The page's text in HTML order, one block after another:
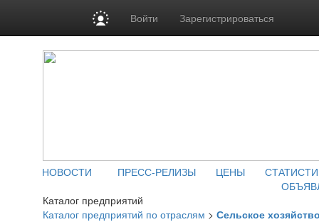
Войти Зарегистрироваться
НОВОСТИ ПРЕСС-РЕЛИЗЫ ЦЕНЫ
Каталог предприятий
Каталог предприятий по отраслям > Сельское